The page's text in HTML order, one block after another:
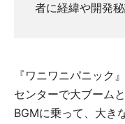
者に経緯や開発
『ワニワニパニック
センターで大ブーム
BGMに乗って、大き